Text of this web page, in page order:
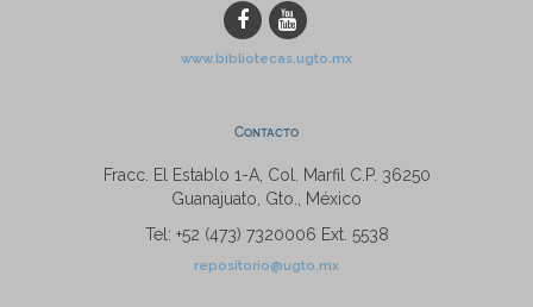
www.bibliotecas.ugto.mx
Contacto
Fracc. El Establo 1-A, Col. Marfil C.P. 36250
Guanajuato, Gto., México
Tel: +52 (473) 7320006 Ext. 5538
repositorio@ugto.mx